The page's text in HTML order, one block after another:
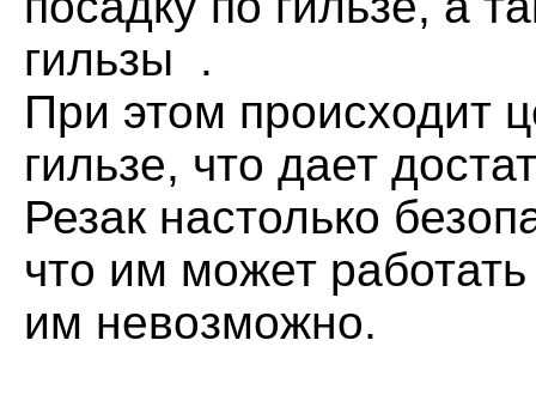
гильзы .
При этом происходит
гильзе, что дает
Резак настолько
что им может
им невозможно.